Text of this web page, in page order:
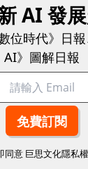
AI 發展
位時代》日
AI》圖解日報
同意 巨思文化隱私